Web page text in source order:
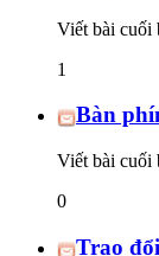
Viết bài cuối
1
Bàn
Viết bài cuối
0
Trao